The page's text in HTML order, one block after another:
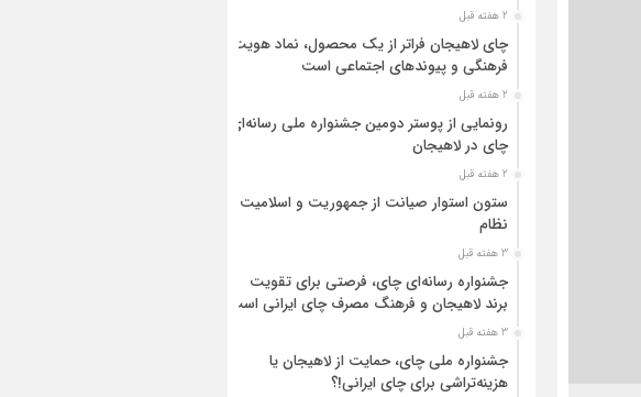
2 هفته قبل
چای لاهیجان فراتر از یک محصول، نماد هویت
فرهنگی و پیوندهای اجتماعی است
2 هفته قبل
رونمایی از پوستر دومین جشنواره ملی رسانه‌ای
چای در لاهیجان
2 هفته قبل
ستون استوار صیانت از جمهوریت و اسلامیت
نظام
3 هفته قبل
جشنواره رسانه‌ای چای، فرصتی برای تقویت
برند لاهیجان و فرهنگ مصرف چای ایرانی است
3 هفته قبل
جشنواره ملی چای، حمایت از لاهیجان یا
هزینه‌تراشی برای چای ایرانی!؟